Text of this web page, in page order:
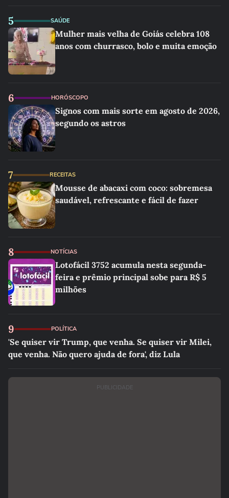
5 SAÚDE
Mulher mais velha de Goiás celebra 108
anos com churrasco, bolo e muita emoção
6 HORÓSCOPO
Signos com mais sorte em agosto de 2026,
segundo os astros
7 RECEITAS
Mousse de abacaxi com coco: sobremesa
saudável, refrescante e fácil de fazer
8 NOTÍCIAS
Lotofácil 3752 acumula nesta segunda-
feira e prêmio principal sobe para R$ 5
milhões
9 POLÍTICA
'Se quiser vir Trump, que venha. Se quiser vir Milei,
que venha. Não quero ajuda de fora', diz Lula
PUBLICIDADE